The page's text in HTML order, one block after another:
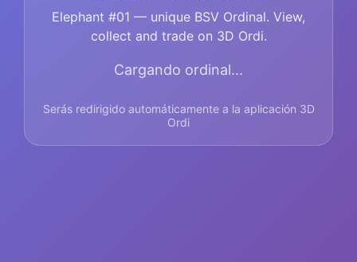
Elephant #01 — unique BSV Ordinal. View,
collect and trade on 3D Ordi.
Cargando ordinal...
Serás redirigido automáticamente a la aplicación 3D
Ordi